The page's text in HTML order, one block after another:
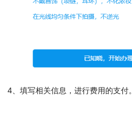
4、填写相关信息，进行费用的支付。